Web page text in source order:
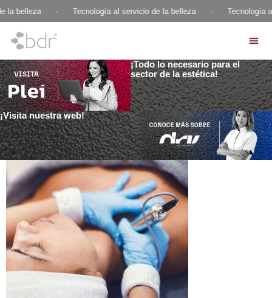
la belleza Tecnología al servicio de la belleza Tecnología
¡Todo lo necesario para el
sector de la estética!
¡Visita nuestra web!